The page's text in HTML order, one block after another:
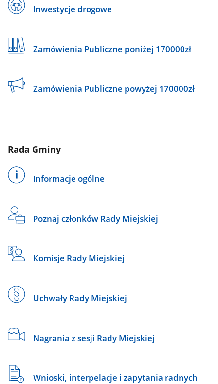
Inwestycje drogowe
Zamówienia Publiczne poniżej 170000zł
Zamówienia Publiczne powyżej 170000zł
Rada Gminy
Informacje ogólne
Poznaj członków Rady Miejskiej
Komisje Rady Miejskiej
Uchwały Rady Miejskiej
Nagrania z sesji Rady Miejskiej
Wnioski, interpelacje i zapytania radnych